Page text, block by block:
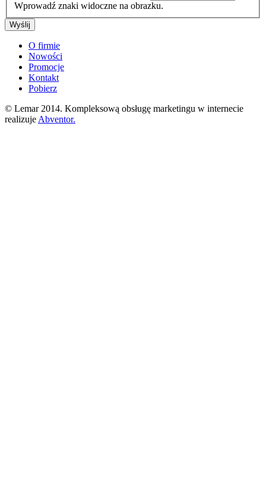
Wprowadź znaki widoczne na obrazku.
O firmie
Nowości
Promocje
Kontakt
Pobierz
© Lemar 2014. Kompleksową obsługę marketingu w internecie
realizuje Abventor.